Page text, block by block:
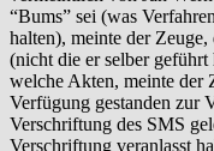
“Bums” sei (was
halten), meinte der
(nicht die er selber
welche Akten, meinte der
Verfügung gestanden zur
Verschriftung des SMS
Verschriftung veranlasst